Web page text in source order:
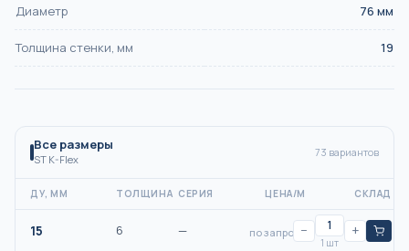
Диаметр 76 мм
Толщина стенки, мм 19
Все размеры
ST K-Flex
73 вариантов
ДУ, ММ ТОЛЩИНА СЕРИЯ ЦЕНА/М СКЛАД
15 6 — по запросу−
1 шт
+